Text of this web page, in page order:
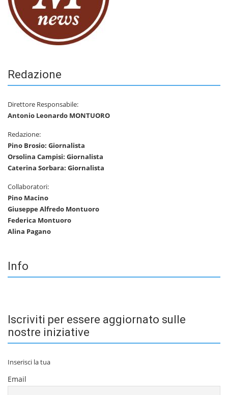
Redazione
Direttore Responsabile:
Antonio Leonardo MONTUORO
Redazione:
Pino Brosio: Giornalista
Orsolina Campisi: Giornalista
Caterina Sorbara: Giornalista
Collaboratori:
Pino Macino
Giuseppe Alfredo Montuoro
Federica Montuoro
Alina Pagano
Info
Iscriviti per essere aggiornato sulle
nostre iniziative
Inserisci la tua
Email